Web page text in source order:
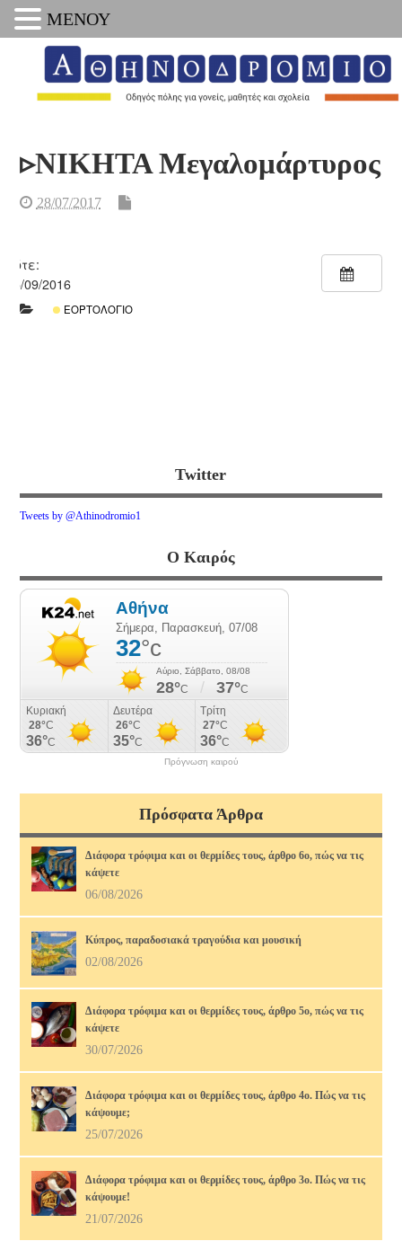
▹ΝΙΚΗΤΑ Μεγαλομάρτυρος
28/07/2017
Πότε:
15/09/2016
ΕΟΡΤΟΛΌΓΙΟ
Twitter
Tweets by @Athinodromio1
Ο Καιρός
Πρόγνωση καιρού
Πρόσφατα Άρθρα
Διάφορα τρόφιμα και οι θερμίδες τους, άρθρο 6ο, πώς να τις
κάψετε
06/08/2026
Κύπρος, παραδοσιακά τραγούδια και μουσική
02/08/2026
Διάφορα τρόφιμα και οι θερμίδες τους, άρθρο 5ο, πώς να τις
κάψετε
30/07/2026
Διάφορα τρόφιμα και οι θερμίδες τους, άρθρο 4ο. Πώς να τις
κάψουμε;
25/07/2026
Διάφορα τρόφιμα και οι θερμίδες τους, άρθρο 3ο. Πώς να τις
κάψουμε!
21/07/2026
ΜΕΝΟΥ